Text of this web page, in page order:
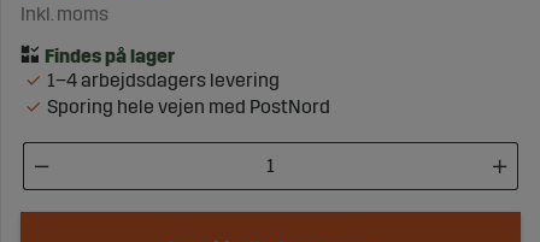
Inkl. moms
1–4 arbejdsdagers levering
Sporing hele vejen med PostNord